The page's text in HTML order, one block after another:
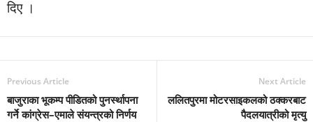
दिए ।
Previous Article
बाजुराका भूकम्प पीडितको पुनर्स्थापना
गर्ने कांग्रेस–एमाले संयन्त्रको निर्णय
Next Article
ललितपुरमा मोटरसाइकलको ठक्करबाट
पैदलयात्रीको मृत्यु